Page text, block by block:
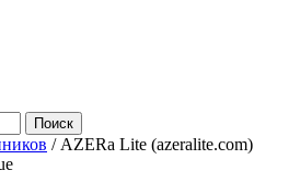
/ AZERa Lite (azeralite.com)